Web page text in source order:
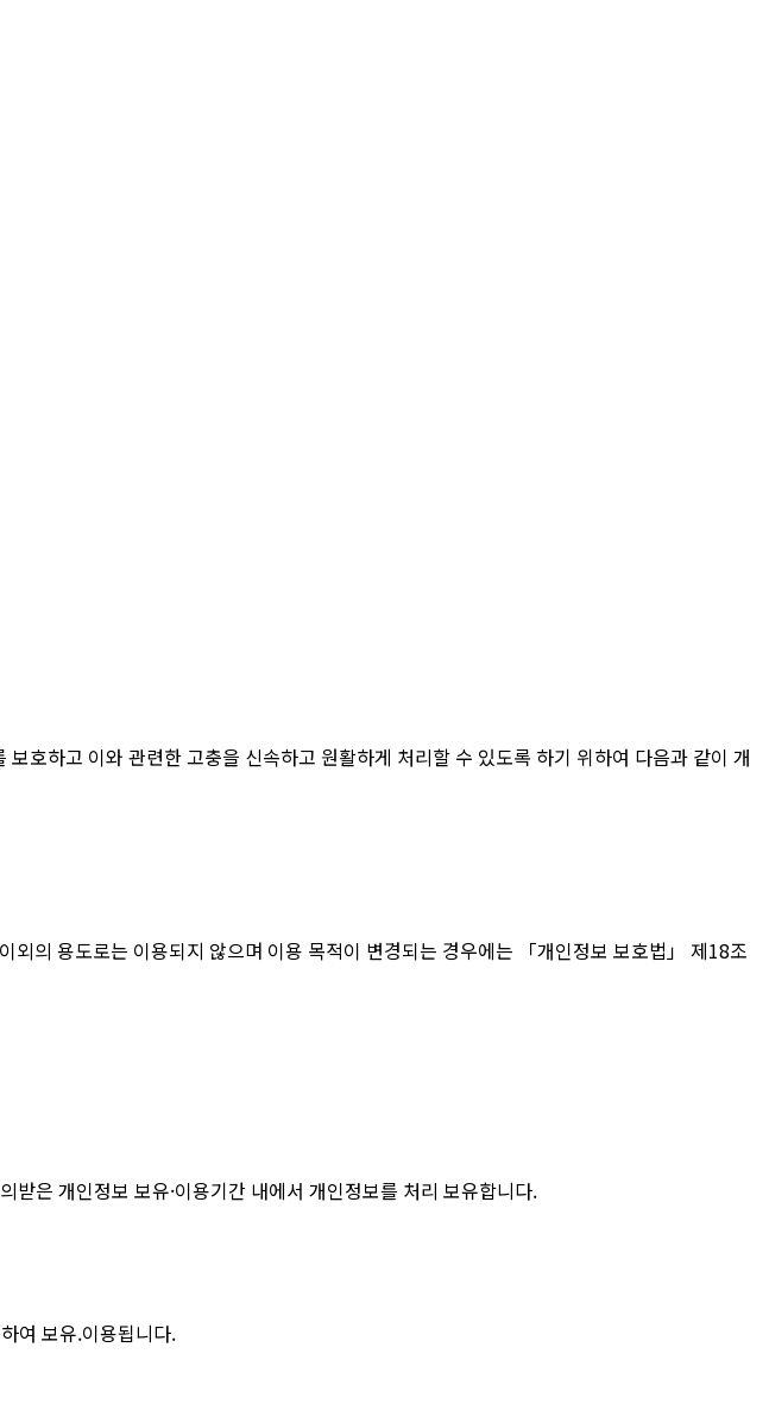
하고 이와 관련한 고충을 신속하고 원활하게 처리할 수 있도록 하기 위하여 다음과 같이 개
의 용도로는 이용되지 않으며 이용 목적이 변경되는 경우에는 「개인정보 보호법」 제18조
은 개인정보 보유·이용기간 내에서 개인정보를 처리 보유합니다.
여 보유.이용됩니다.